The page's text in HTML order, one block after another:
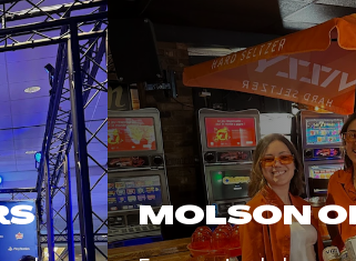
MOLSON